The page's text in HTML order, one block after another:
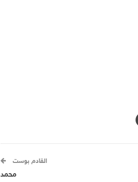
القادم بوست
محمد